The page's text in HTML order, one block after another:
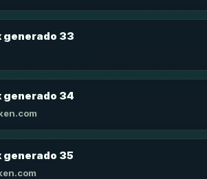
generado 33
generado 34
generado 35